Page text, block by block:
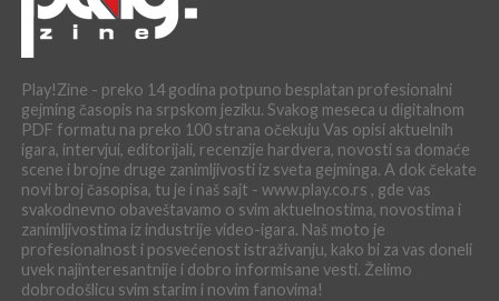
Play!Zine - preko 14 godina potpuno besplatan profesionalni
gejming časopis na srpskom jeziku. Svakog meseca u digitalnom
PDF formatu na preko 100 strana očekuju Vas opisi aktuelnih
igara, intervjui, editorijali, recenzije hardvera, novosti sa domaće
scene i brojne druge zanimljivosti iz sveta gejminga. A dok čekate
novi broj časopisa, tu je i naš sajt - www.play.co.rs , gde vas
svakodnevno obaveštavamo o svim aktuelnostima, novostima i
zanimljivostima iz industrije video-igara. Naš moto je
profesionalnost i posvećenost istraživanju, kako bi za vas doneli
uvek najinteresantnije i dobro informisane vesti. Želimo
dobrodošlicu svim starim i novim fanovima!